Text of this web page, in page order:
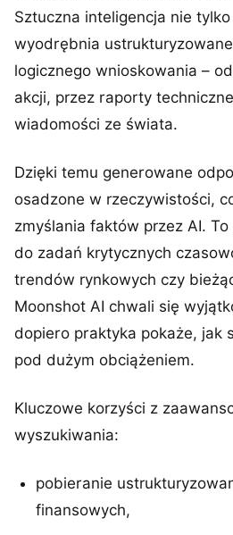
Sztuczna inteligencja nie
wyodrębnia
logicznego wnioskowania –
akcji, przez raporty
wiadomości ze świata.
Dzięki temu generowane
osadzone w rzeczywistości,
zmyślania faktów przez AI.
do zadań krytycznych
trendów rynkowych czy
Moonshot AI chwali się
dopiero praktyka pokaże, jak
pod dużym obciążeniem.
Kluczowe korzyści z
wyszukiwania:
pobieranie
finansowych,